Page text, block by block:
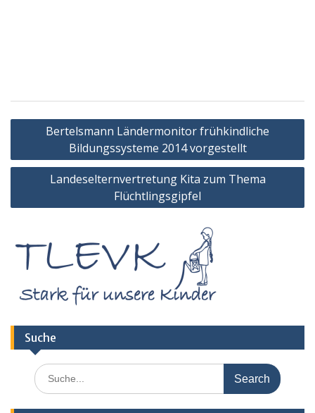
Beitragsnavigation
Bertelsmann Ländermonitor frühkindliche
Bildungssysteme 2014 vorgestellt
Landeselternvertretung Kita zum Thema
Flüchtlingsgipfel
Suche
Search
for: